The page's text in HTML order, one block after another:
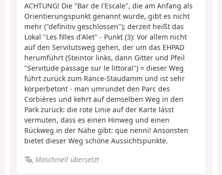
ACHTUNG! Die "Bar de l'Escale", die am Anfang als
Orientierungspunkt genannt wurde, gibt es nicht
mehr ("definitiv geschlossen"); derzeit heißt das
Lokal "Les filles d'Alet" - Punkt (3): Vor allem nicht
auf den Servitutsweg gehen, der um das EHPAD
herumführt (Steintor links, dann Gitter und Pfeil
"Servitude passage sur le littoral") = dieser Weg
führt zurück zum Rance-Staudamm und ist sehr
körperbetont - man umrundet den Parc des
Corbières und kehrt auf demselben Weg in den
Park zurück: die rote Linie auf der Karte lässt
vermuten, dass es einen Hinweg und einen
Rückweg in der Nähe gibt: que nenni! Ansonsten
bietet dieser Weg schöne Aussichtspunkte.
Maschinell übersetzt